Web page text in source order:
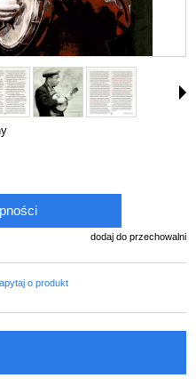
dodaj do przechowalni
o produkt